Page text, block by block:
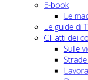
E-book
Le
Le guide di
Gli atti dei
Sulle